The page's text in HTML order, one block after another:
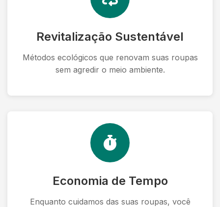
Revitalização Sustentável
Métodos ecológicos que renovam suas roupas
sem agredir o meio ambiente.
Economia de Tempo
Enquanto cuidamos das suas roupas, você